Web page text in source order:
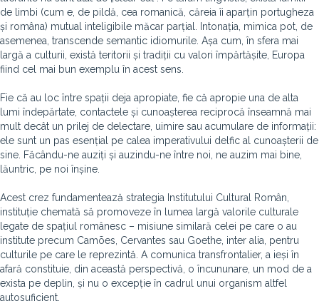
de limbi (cum e, de pildă, cea romanică, căreia îi aparțin portugheza
și româna) mutual inteligibile măcar parțial. Intonația, mimica pot, de
asemenea, transcende semantic idiomurile. Așa cum, în sfera mai
largă a culturii, există teritorii și tradiții cu valori împărtășite, Europa
fiind cel mai bun exemplu în acest sens.
Fie că au loc între spații deja apropiate, fie că apropie una de alta
lumi îndepărtate, contactele și cunoașterea reciprocă înseamnă mai
mult decât un prilej de delectare, uimire sau acumulare de informații:
ele sunt un pas esențial pe calea imperativului delfic al cunoașterii de
sine. Făcându-ne auziți și auzindu-ne între noi, ne auzim mai bine,
lăuntric, pe noi înșine.
Acest crez fundamentează strategia Institutului Cultural Român,
instituție chemată să promoveze în lumea largă valorile culturale
legate de spațiul românesc – misiune similară celei pe care o au
institute precum Camões, Cervantes sau Goethe, inter alia, pentru
culturile pe care le reprezintă. A comunica transfrontalier, a ieși în
afară constituie, din această perspectivă, o încununare, un mod de a
exista pe deplin, și nu o excepție în cadrul unui organism altfel
autosuficient.